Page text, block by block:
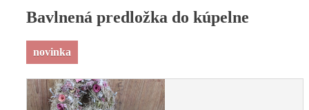
Bavlnená predložka do kúpelne
novinka